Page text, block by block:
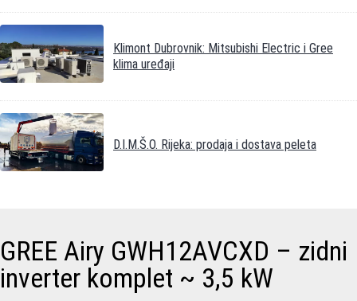
Klimont Dubrovnik: Mitsubishi Electric i Gree
klima uređaji
D.I.M.Š.O. Rijeka: prodaja i dostava peleta
GREE Airy GWH12AVCXD – zidni
inverter komplet ~ 3,5 kW